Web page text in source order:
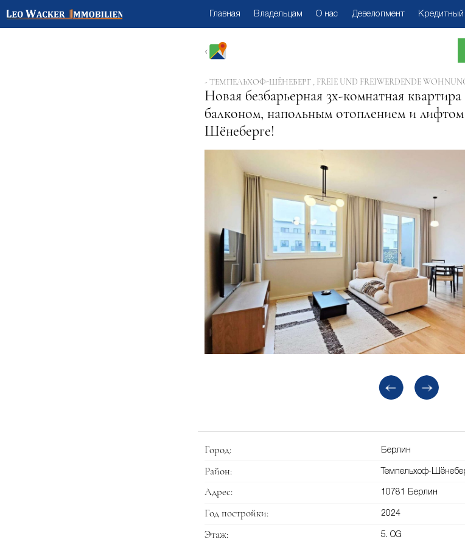
Главная Владельцам О нас Девелопмент Кредитный
- ТЕМПЕЛЬХОФ-ШЁНЕБЕРГ , FREIE UND FREIWERDENDE
Новая безбарьерная 3х-комнатная квартира
балконом, напольным отоплением и
Шёнеберге!
Город: Берлин
Район: Темпельхоф-
Адрес: 10781 Берлин
Год постройки: 2024
Этаж: 5. OG